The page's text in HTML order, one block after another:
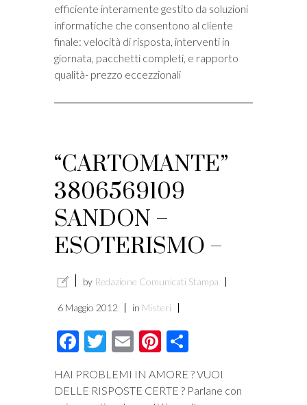
efficiente interamente gestito da soluzioni
informatiche che consentono al cliente
finale: velocità di risposta, interventi in
giornata, pacchetti completi, e rapporto
qualità- prezzo eccezzionali
“CARTOMANTE”
3806569109
SANDON –
ESOTERISMO –
by Redazione Comunicati Stampa
6 Maggio 2012 in Misteri
Facebook
Twitter
EmailPinterest
HAI PROBLEMI IN AMORE ? VUOI
DELLE RISPOSTE CERTE ? Parlane con